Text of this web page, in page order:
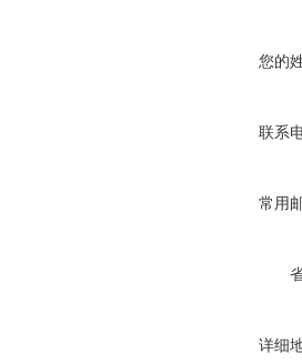
您的
联系
常用
详细